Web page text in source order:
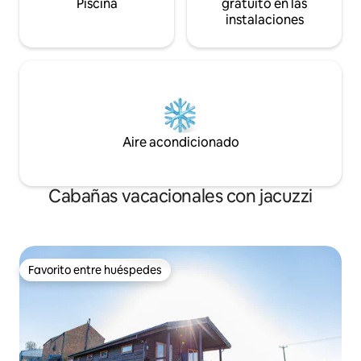
Piscina
gratuito en las
instalaciones
Aire acondicionado
Cabañas vacacionales con jacuzzi
Favorito entre huéspedes
Favorito entre huéspedes